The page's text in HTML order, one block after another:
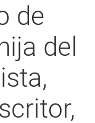
de
del